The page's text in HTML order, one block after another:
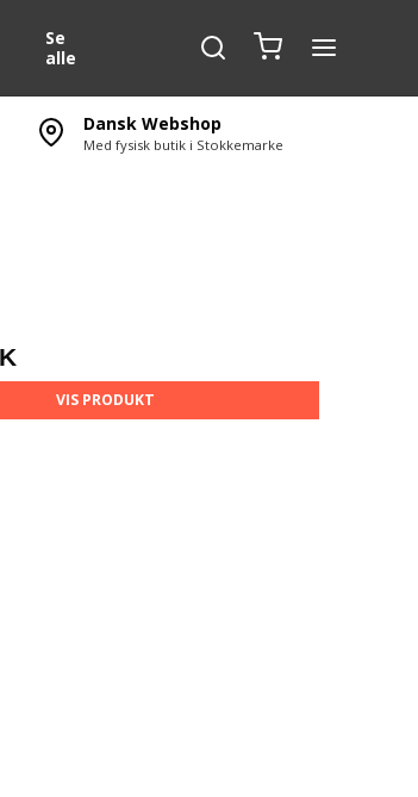
F1 karosseri
tasker
Se
alle
Dansk Webshop
Med fysisk butik i Stokkemarke
VIS PRODUKT